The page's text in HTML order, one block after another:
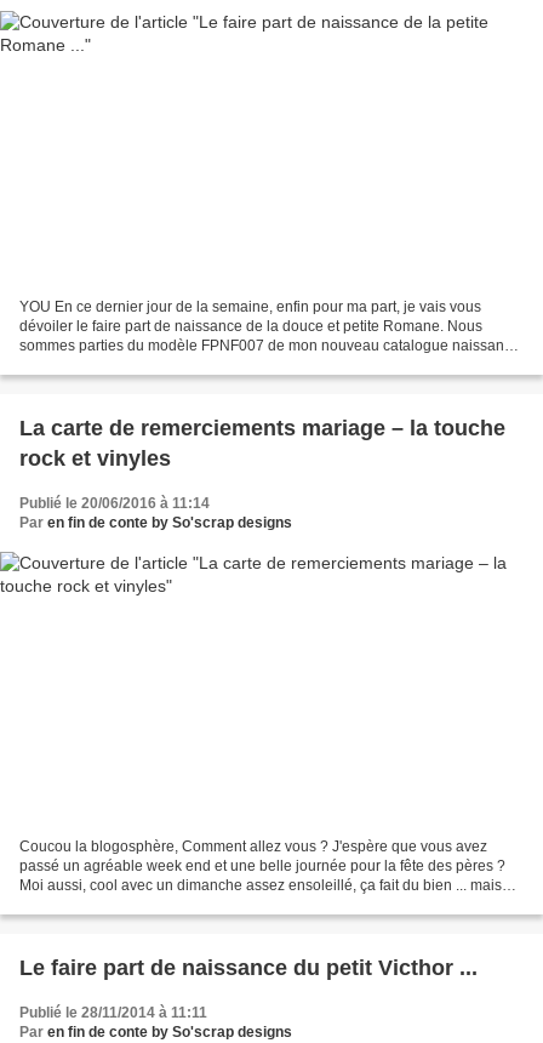
YOU En ce dernier jour de la semaine, enfin pour ma part, je vais vous
dévoiler le faire part de naissance de la douce et petite Romane. Nous
sommes parties du modèle FPNF007 de mon nouveau catalogue naissance
La carte de remerciements mariage – la touche
rock et vinyles
Publié le 20/06/2016 à 11:14
Par en fin de conte by So'scrap designs
Coucou la blogosphère, Comment allez vous ? J'espère que vous avez
passé un agréable week end et une belle journée pour la fête des pères ?
Moi aussi, cool avec un dimanche assez ensoleillé, ça fait du bien ... mais
Le faire part de naissance du petit Victhor ...
Publié le 28/11/2014 à 11:11
Par en fin de conte by So'scrap designs